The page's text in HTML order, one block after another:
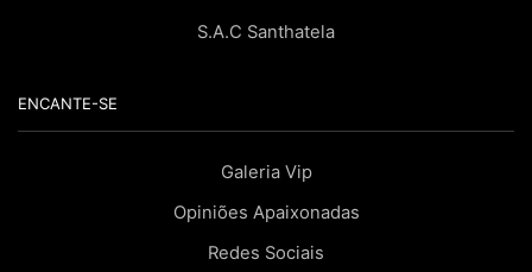
S.A.C Santhatela
ENCANTE-SE
Galeria Vip
Opiniões Apaixonadas
Redes Sociais